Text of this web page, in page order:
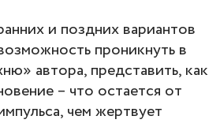
и поздних вариантов
проникнуть в
автора, представить, как
– что остается от
чем жертвует